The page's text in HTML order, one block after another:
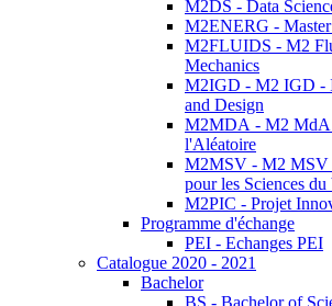
M2DS - Data
M2ENERG -
M2FLUIDS - M2
Mechanics
M2IGD - M2 IGD -
and Design
M2MDA - M2 MdA
l'Aléatoire
M2MSV - M2 MSV
pour les Sciences
M2PIC - Projet
Programme d'échange
PEI - Echanges PEI
Catalogue 2020 - 2021
Bachelor
BS - Bachelor of